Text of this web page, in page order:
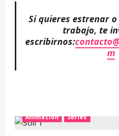
Si quieres estrenar
trabajo, te
escribirnos:
m
Animación Series